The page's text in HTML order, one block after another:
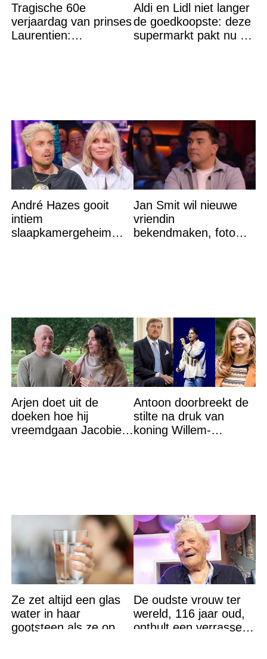
Tragische 60e
verjaardag van prinses
Laurentien:
Aldi en Lidl niet langer
de goedkoopste: deze
supermarkt pakt nu de
André Hazes gooit
intiem
slaapkamergeheim
Jan Smit wil nieuwe
vriendin
bekendmaken, foto
Arjen doet uit de
doeken hoe hij
vreemdgaan Jacobien
Antoon doorbreekt de
stilte na druk van
koning Willem-
Ze zet altijd een glas
water in haar
gootsteen als ze op
De oudste vrouw ter
wereld, 116 jaar oud,
onthult een verrassend